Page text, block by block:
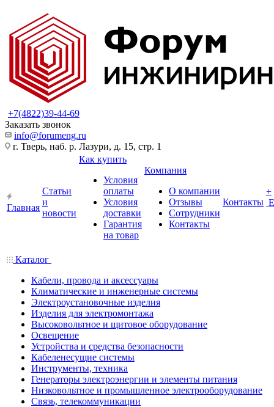
+7(4822)39-44-69
Заказать звонок
info@forumeng.ru
г. Тверь, наб. р. Лазури, д. 15, стр. 1
Главная
Статьи
и
новости
Как купить
Условия
оплаты
Условия
доставки
Гарантия
на товар
Компания
О компании
Отзывы
Сотрудники
Контакты
Контакты
+
Каталог
Кабели, провода и аксессуары
Климатические и инженерные системы
Электроустановочные изделия
Изделия для электромонтажа
Высоковольтное и щитовое оборудование
Освещение
Устройства и средства безопасности
Кабеленесущие системы
Инструменты, техника
Генераторы электроэнергии и элементы питания
Низковольтное и промышленное электрооборудование
Связь, телекоммуникации